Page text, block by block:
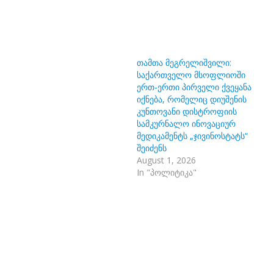
თამთა მეგრელიშვილი:
საქართველო მსოფლიოში
ერთ-ერთი პირველი ქვეყანა
იქნება, რომელიც დიუშენის
კუნთოვანი დისტროფიის
სამკურნალო ინოვაციურ
მედიკამენტს „ჯივინოსტატს“
შეიძენს
August 1, 2026
In "პოლიტიკა"